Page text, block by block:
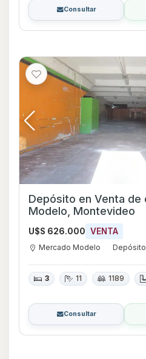
Consultar
Depósito en Venta de en Mercado
Modelo, Montevideo
U$S 626.000 VENTA
Mercado Modelo Depósito
3 11 1189
Consultar